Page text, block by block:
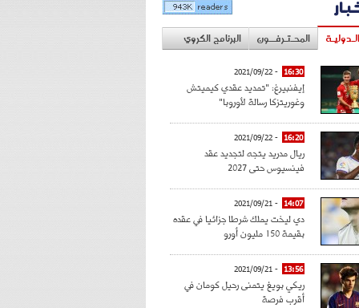
المحـتـرفــون البرنامج الكروي
16:30
- 2021/09/22
إيفنبيرغ: "تمديد عقدي كيميتش
وغوريتزكا رسالة لأوروبا"
16:20
- 2021/09/22
ريال مدريد يتجه لتجديد عقد
فينسيوس حتى 2027
14:07
- 2021/09/21
دي ليخت يملك شرطا جزائيا في عقده
بقيمة 150 مليون أورو
13:56
- 2021/09/21
ريكي بويغ يتمنى رحيل كومان في
أقرب فرصة